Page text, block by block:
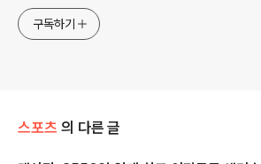
구독하기
스포츠 의 다른 글